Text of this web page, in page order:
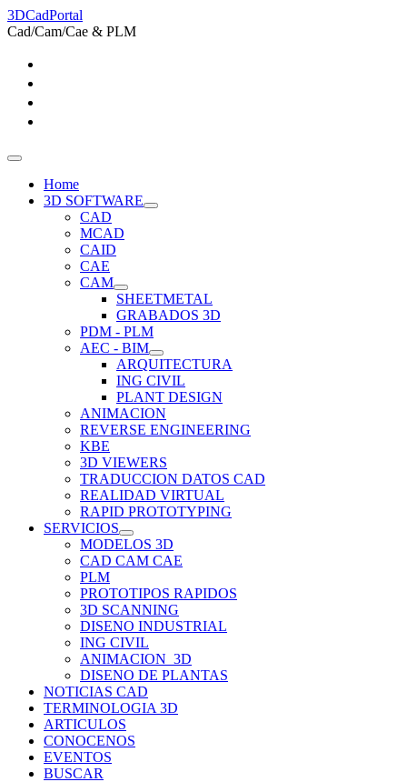
3DCadPortal
Cad/Cam/Cae & PLM
Home
3D SOFTWARE
CAD
MCAD
CAID
CAE
CAM
SHEETMETAL
GRABADOS 3D
PDM - PLM
AEC - BIM
ARQUITECTURA
ING CIVIL
PLANT DESIGN
ANIMACION
REVERSE ENGINEERING
KBE
3D VIEWERS
TRADUCCION DATOS CAD
REALIDAD VIRTUAL
RAPID PROTOTYPING
SERVICIOS
MODELOS 3D
CAD CAM CAE
PLM
PROTOTIPOS RAPIDOS
3D SCANNING
DISENO INDUSTRIAL
ING CIVIL
ANIMACION_3D
DISENO DE PLANTAS
NOTICIAS CAD
TERMINOLOGIA 3D
ARTICULOS
CONOCENOS
EVENTOS
BUSCAR